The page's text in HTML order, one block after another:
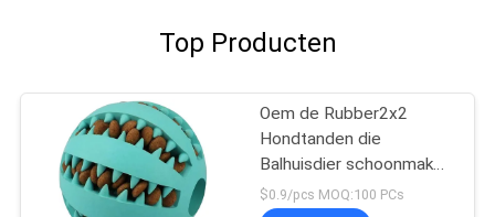
Top Producten
Oem de Rubber2x2
Hondtanden die
Balhuisdier schoonmaken
kauwen Speelgoed
$0.9/pcs MOQ:100 PCs